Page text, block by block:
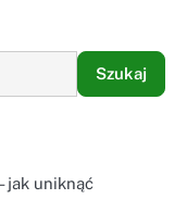
Szukaj
jak uniknąć